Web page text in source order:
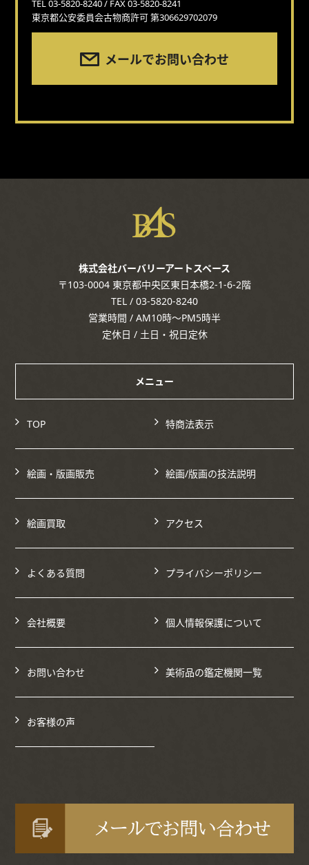
TEL 03-5820-8240 / FAX 03-5820-8241
東京都公安委員会古物商許可 第306629702079
メールでお問い合わせ
株式会社バーバリーアートスペース
〒103-0004 東京都中央区東日本橋2-1-6-2階
TEL / 03-5820-8240
営業時間 / AM10時～PM5時半
定休日 / 土日・祝日定休
メニュー
TOP 特商法表示
絵画・版画販売 絵画/版画の技法説明
絵画買取 アクセス
よくある質問 プライバシーポリシー
会社概要 個人情報保護について
お問い合わせ 美術品の鑑定機関一覧
お客様の声